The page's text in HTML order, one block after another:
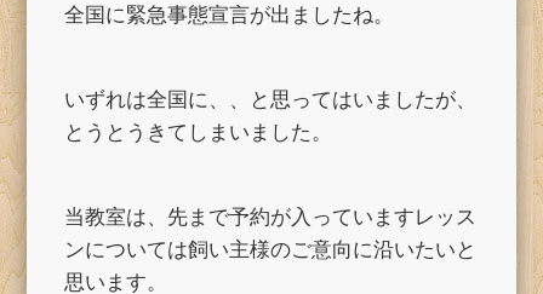
全国に緊急事態宣言が出ましたね。
いずれは全国に、、と思ってはいましたが、
とうとうきてしまいました。
当教室は、先まで予約が入っていますレッス
ンについては飼い主様のご意向に沿いたいと
思います。